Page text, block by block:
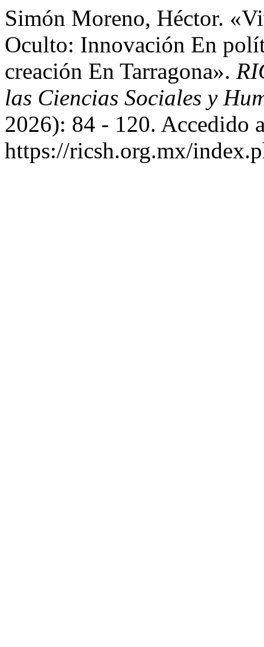
Simón Moreno, Héctor.
Oculto: Innovación En
creación En Tarragona».
las Ciencias Sociales y
2026): 84 - 120. Accedido
https://ricsh.org.mx/